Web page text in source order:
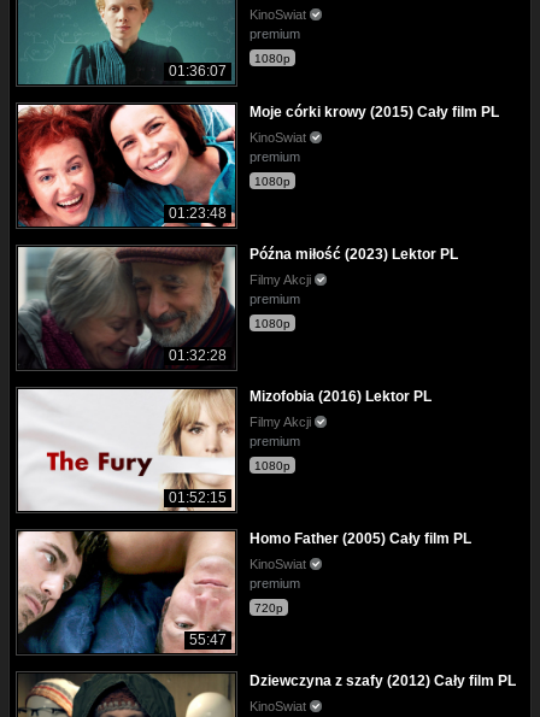
01:36:07
KinoSwiat
premium
1080p
01:23:48
Moje córki krowy (2015) Cały film PL
KinoSwiat
premium
1080p
01:32:28
Późna miłość (2023) Lektor PL
Filmy Akcji
premium
1080p
01:52:15
Mizofobia (2016) Lektor PL
Filmy Akcji
premium
1080p
55:47
Homo Father (2005) Cały film PL
KinoSwiat
premium
720p
Dziewczyna z szafy (2012) Cały film PL
KinoSwiat